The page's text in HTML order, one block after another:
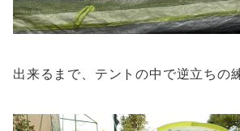
出来るまで、テントの中で逆立ちの